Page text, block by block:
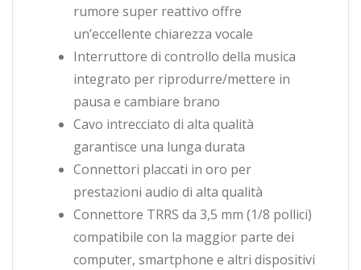
rumore super reattivo offre
un’eccellente chiarezza vocale
Interruttore di controllo della musica
integrato per riprodurre/mettere in
pausa e cambiare brano
Cavo intrecciato di alta qualità
garantisce una lunga durata
Connettori placcati in oro per
prestazioni audio di alta qualità
Connettore TRRS da 3,5 mm (1/8 pollici)
compatibile con la maggior parte dei
computer, smartphone e altri dispositivi